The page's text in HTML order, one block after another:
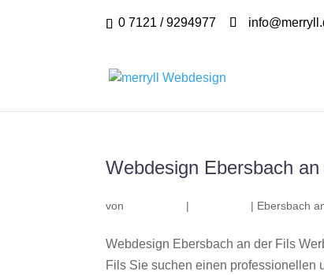
0 7121 / 9294977
Webdesign Ebersbach
von | | Ebersbach
Webdesign Ebersbach an der Fils
Fils Sie suchen einen professionellen